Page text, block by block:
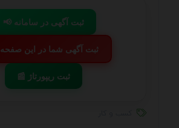
📢 ثبت آگهی در سامانه
💬 ثبت آگهی شما در این صفحه
📰 ثبت ریپورتاژ